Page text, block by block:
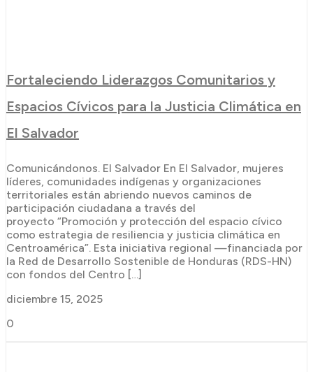
Fortaleciendo Liderazgos Comunitarios y
Espacios Cívicos para la Justicia Climática en
El Salvador
Comunicándonos. El Salvador En El Salvador, mujeres
líderes, comunidades indígenas y organizaciones
territoriales están abriendo nuevos caminos de
participación ciudadana a través del
proyecto “Promoción y protección del espacio cívico
como estrategia de resiliencia y justicia climática en
Centroamérica”. Esta iniciativa regional —financiada por
la Red de Desarrollo Sostenible de Honduras (RDS-HN)
con fondos del Centro […]
diciembre 15, 2025
0